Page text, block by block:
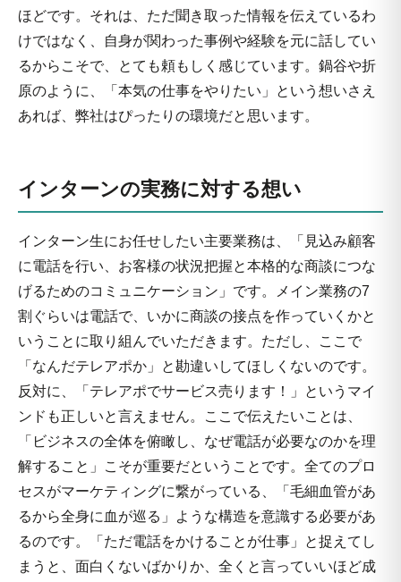
ほどです。それは、ただ聞き取った情報を伝えているわ
けではなく、自身が関わった事例や経験を元に話してい
るからこそで、とても頼もしく感じています。鍋谷や折
原のように、「本気の仕事をやりたい」という想いさえ
あれば、弊社はぴったりの環境だと思います。
インターンの実務に対する想い
インターン生にお任せしたい主要業務は、「見込み顧客
に電話を行い、お客様の状況把握と本格的な商談につな
げるためのコミュニケーション」です。メイン業務の7
割ぐらいは電話で、いかに商談の接点を作っていくかと
いうことに取り組んでいただきます。ただし、ここで
「なんだテレアポか」と勘違いしてほしくないのです。
反対に、「テレアポでサービス売ります！」というマイ
ンドも正しいと言えません。ここで伝えたいことは、
「ビジネスの全体を俯瞰し、なぜ電話が必要なのかを理
解すること」こそが重要だということです。全てのプロ
セスがマーケティングに繋がっている、「毛細血管があ
るから全身に血が巡る」ような構造を意識する必要があ
るのです。「ただ電話をかけることが仕事」と捉えてし
まうと、面白くないばかりか、全くと言っていいほど成